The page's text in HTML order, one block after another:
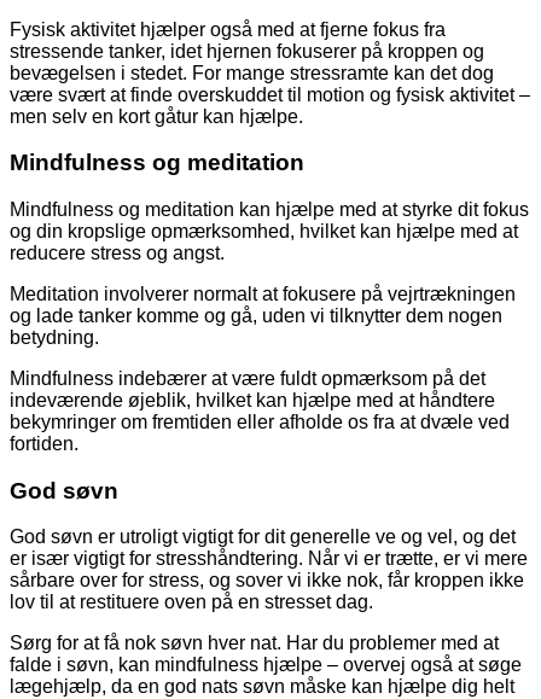
Fysisk aktivitet hjælper også med at fjerne fokus fra
stressende tanker, idet hjernen fokuserer på kroppen og
bevægelsen i stedet. For mange stressramte kan det dog
være svært at finde overskuddet til motion og fysisk aktivitet –
men selv en kort gåtur kan hjælpe.
Mindfulness og meditation
Mindfulness og meditation kan hjælpe med at styrke dit fokus
og din kropslige opmærksomhed, hvilket kan hjælpe med at
reducere stress og angst.
Meditation involverer normalt at fokusere på vejrtrækningen
og lade tanker komme og gå, uden vi tilknytter dem nogen
betydning.
Mindfulness indebærer at være fuldt opmærksom på det
indeværende øjeblik, hvilket kan hjælpe med at håndtere
bekymringer om fremtiden eller afholde os fra at dvæle ved
fortiden.
God søvn
God søvn er utroligt vigtigt for dit generelle ve og vel, og det
er især vigtigt for stresshåndtering. Når vi er trætte, er vi mere
sårbare over for stress, og sover vi ikke nok, får kroppen ikke
lov til at restituere oven på en stresset dag.
Sørg for at få nok søvn hver nat. Har du problemer med at
falde i søvn, kan mindfulness hjælpe – overvej også at søge
lægehjælp, da en god nats søvn måske kan hjælpe dig helt